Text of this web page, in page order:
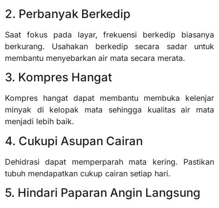
2. Perbanyak Berkedip
Saat fokus pada layar, frekuensi berkedip biasanya
berkurang. Usahakan berkedip secara sadar untuk
membantu menyebarkan air mata secara merata.
3. Kompres Hangat
Kompres hangat dapat membantu membuka kelenjar
minyak di kelopak mata sehingga kualitas air mata
menjadi lebih baik.
4. Cukupi Asupan Cairan
Dehidrasi dapat memperparah mata kering. Pastikan
tubuh mendapatkan cukup cairan setiap hari.
5. Hindari Paparan Angin Langsung